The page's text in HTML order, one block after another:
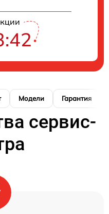
Модели Гарантия
сервис-